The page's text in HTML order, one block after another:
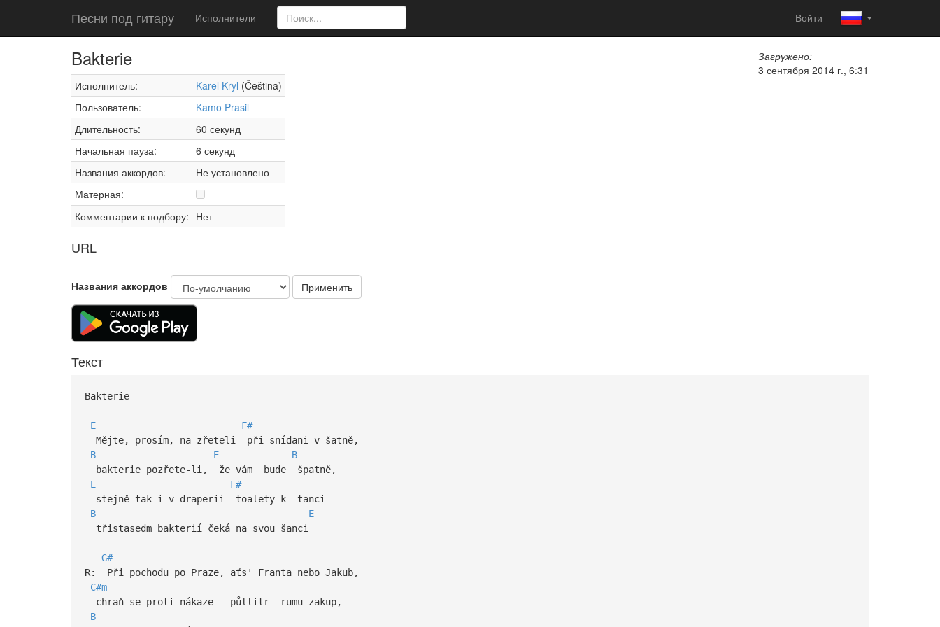
Песни под гитару Исполнители Войти
Bakterie
Исполнитель: Karel Kryl (Čeština)
Пользователь:
Kamo Prasil
Длительность:
60 секунд
Начальная пауза:
6 секунд
Названия аккордов:
Не установлено
Матерная:
Комментарии к подбору: Нет
URL
Загружено:
3 сентября 2014 г., 6:31
Названия аккордов Применить
Текст
Bakterie
E
F#
Mějte, prosím, na zřeteli při snídani v šatně,
B
E
B
bakterie pozřete-li, že vám bude špatně,
E
F#
stejně tak i v draperii toalety k tanci
B
E
třistasedm bakterií čeká na svou šanci
G#
R: Při pochodu po Praze, aťs' Franta nebo Jakub,
C#m
chraň se proti nákaze - půllitr rumu zakup,
B